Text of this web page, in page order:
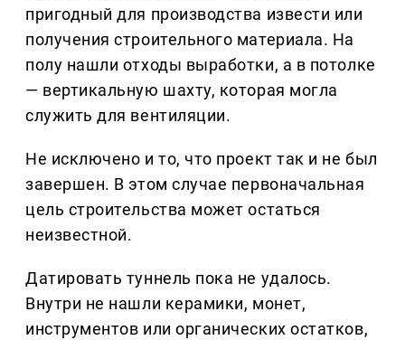
пригодный для производства извести или
получения строительного материала. На
полу нашли отходы выработки, а в потолке
— вертикальную шахту, которая могла
служить для вентиляции.
Не исключено и то, что проект так и не был
завершен. В этом случае первоначальная
цель строительства может остаться
неизвестной.
Датировать туннель пока не удалось.
Внутри не нашли керамики, монет,
инструментов или органических остатков,